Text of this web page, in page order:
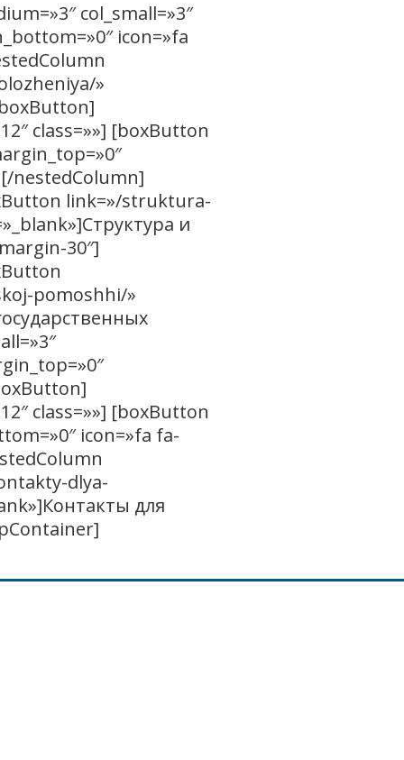
col_small=»3″
icon=»fa
»
class=»»] [boxButton
nestedColumn]
link=»/struktura-
и
30″]
pomoshhi/»
class=»»] [boxButton
icon=»fa fa-
dlya-
для